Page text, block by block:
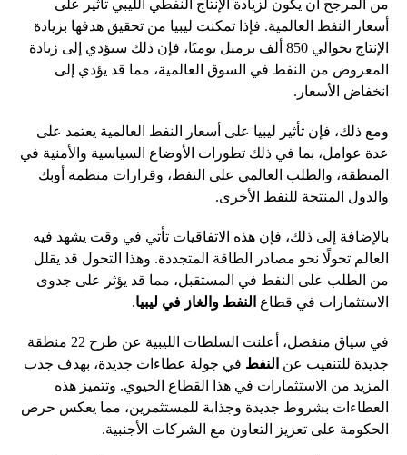
من المرجح أن يكون لزيادة الإنتاج النفطي الليبي تأثير على
أسعار النفط العالمية. فإذا تمكنت ليبيا من تحقيق هدفها بزيادة
الإنتاج بحوالي 850 ألف برميل يوميًا، فإن ذلك سيؤدي إلى زيادة
المعروض من النفط في السوق العالمية، مما قد يؤدي إلى
انخفاض الأسعار.
ومع ذلك، فإن تأثير ليبيا على أسعار النفط العالمية يعتمد على
عدة عوامل، بما في ذلك تطورات الأوضاع السياسية والأمنية في
المنطقة، والطلب العالمي على النفط، وقرارات منظمة أوبك
والدول المنتجة للنفط الأخرى.
بالإضافة إلى ذلك، فإن هذه الاتفاقيات تأتي في وقت يشهد فيه
العالم تحولًا نحو مصادر الطاقة المتجددة. وهذا التحول قد يقلل
من الطلب على النفط في المستقبل، مما قد يؤثر على جدوى
الاستثمارات في قطاع النفط والغاز في ليبيا.
في سياق منفصل، أعلنت السلطات الليبية عن طرح 22 منطقة
جديدة للتنقيب عن النفط في جولة عطاءات جديدة، بهدف جذب
المزيد من الاستثمارات في هذا القطاع الحيوي. وتتميز هذه
العطاءات بشروط جديدة وجذابة للمستثمرين، مما يعكس حرص
الحكومة على تعزيز التعاون مع الشركات الأجنبية.